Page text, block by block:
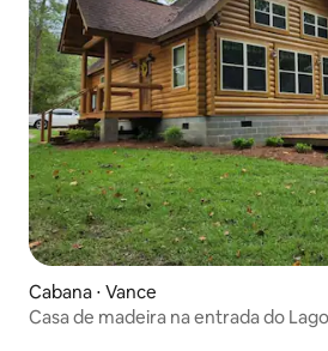
Cabana ⋅ Vance
Casa de madeira na entrada do